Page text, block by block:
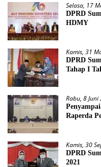
Selasa, 17
DPRD
HDMY
Kamis, 31
DPRD
Tahap I
Rabu, 8 Juni
Raperda
Kamis, 30
DPRD
2021